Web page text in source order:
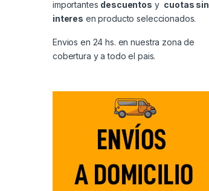
importantes descuentos y cuotas sin
interes en producto seleccionados.
Envios en 24 hs. en nuestra zona de
cobertura y a todo el pais.